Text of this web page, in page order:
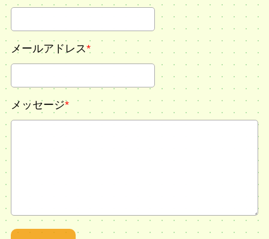
メールアドレス*
メッセージ*